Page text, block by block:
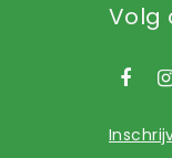
Volg